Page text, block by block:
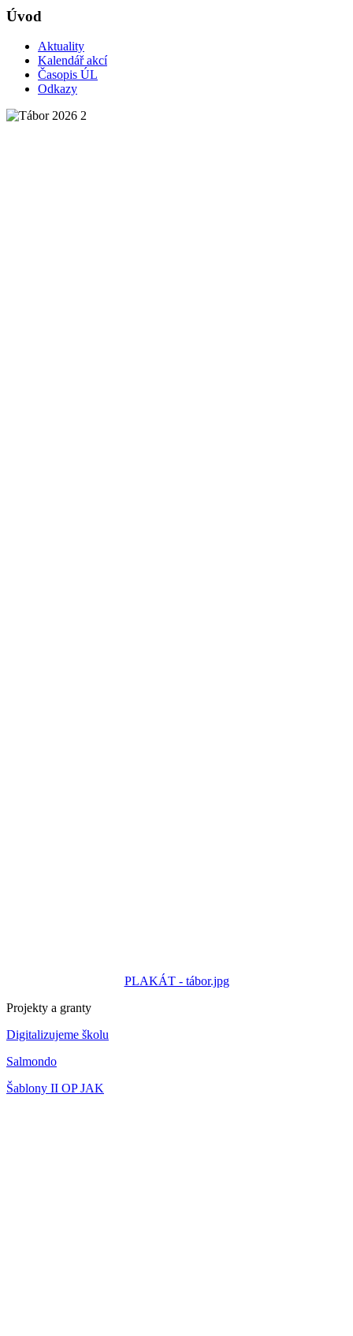
Úvod
Aktuality
Kalendář akcí
Časopis ÚL
Odkazy
PLAKÁT - tábor.jpg
Projekty a granty
Digitalizujeme školu
Salmondo
Šablony II OP JAK